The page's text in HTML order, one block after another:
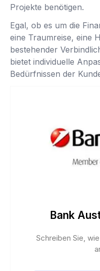
Projekte benötigen.
Egal, ob es um die
eine Traumreise, eine
bestehender
bietet individuelle
Bedürfnissen der
Bank
Schreiben Sie,